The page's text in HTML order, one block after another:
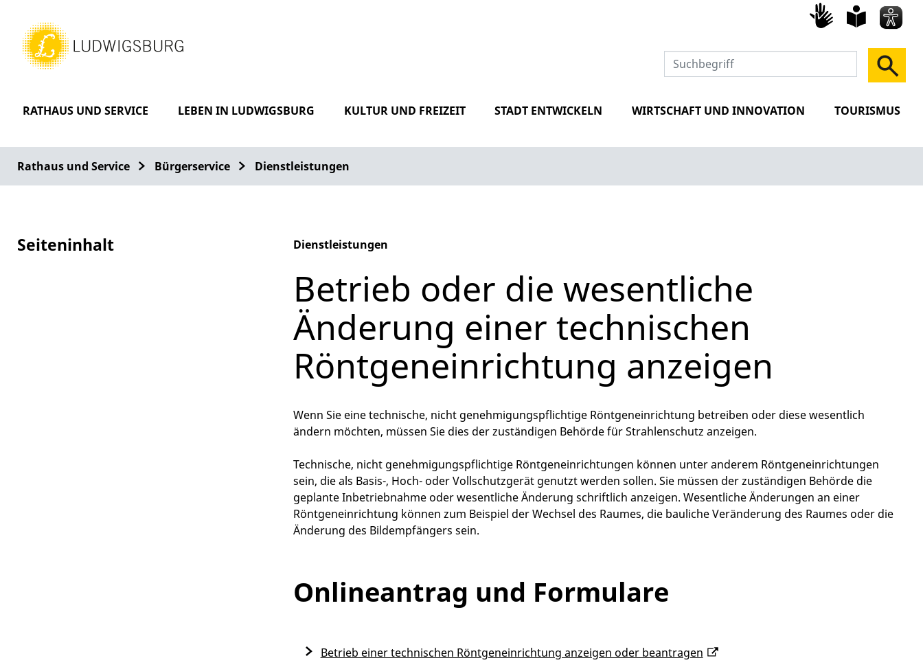
RATHAUS UND SERVICE LEBEN IN LUDWIGSBURG KULTUR UND FREIZEIT STADT ENTWICKELN WIRTSCHAFT UND INNOVATION TOURISMUS
Rathaus und Service Bürgerservice Dienstleistungen
Seiteninhalt
Dienstleistungen
Betrieb oder die wesentliche
Änderung einer technischen
Röntgeneinrichtung anzeigen
Wenn Sie eine technische, nicht genehmigungspflichtige Röntgeneinrichtung betreiben oder diese wesentlich
ändern möchten, müssen Sie dies der zuständigen Behörde für Strahlenschutz anzeigen.
Technische, nicht genehmigungspflichtige Röntgeneinrichtungen können unter anderem Röntgeneinrichtungen
sein, die als Basis-, Hoch- oder Vollschutzgerät genutzt werden sollen. Sie müssen der zuständigen Behörde die
geplante Inbetriebnahme oder wesentliche Änderung schriftlich anzeigen. Wesentliche Änderungen an einer
Röntgeneinrichtung können zum Beispiel der Wechsel des Raumes, die bauliche Veränderung des Raumes oder die
Änderung des Bildempfängers sein.
Onlineantrag und Formulare
Betrieb einer technischen Röntgeneinrichtung anzeigen oder beantragen